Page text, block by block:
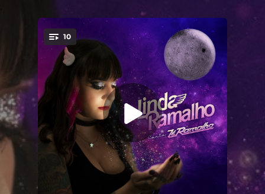
You're all set!
10